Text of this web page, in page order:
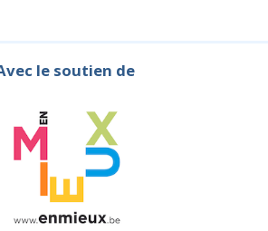
le soutien de